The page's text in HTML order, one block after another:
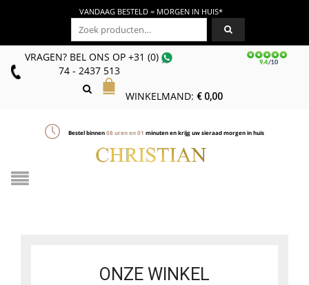
VANDAAG BESTELD = MORGEN IN HUIS*
Zoeken naar:
VRAGEN? BEL ONS OP+31 (0)
74 - 2437 513
WINKELMAND: €0,00
Bestel binnen08uren en01 minuten en krijg uw sieraad morgen in huis
ONZE WINKEL